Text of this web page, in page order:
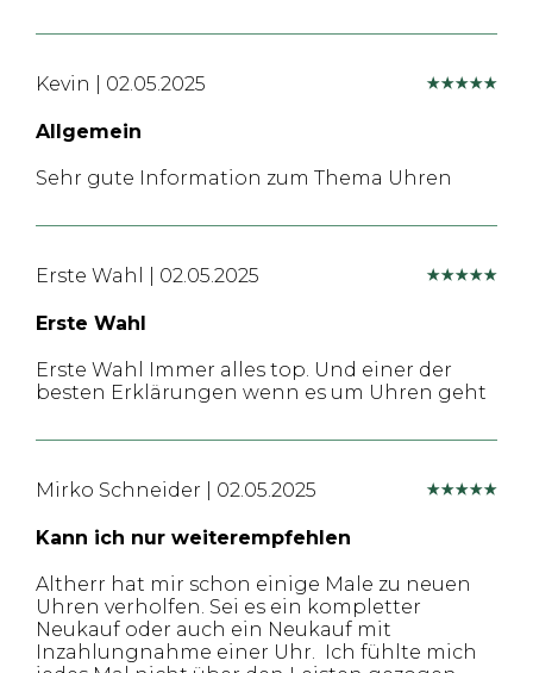
Kevin 02.05.2025
Allgemein
Sehr gute Information zum Thema Uhren
Erste Wahl 02.05.2025
Erste Wahl
Erste Wahl Immer alles top. Und einer der
besten Erklärungen wenn es um Uhren geht
Mirko Schneider 02.05.2025
Kann ich nur weiterempfehlen
Altherr hat mir schon einige Male zu neuen
Uhren verholfen. Sei es ein kompletter
Neukauf oder auch ein Neukauf mit
Inzahlungnahme einer Uhr. Ich fühlte mich